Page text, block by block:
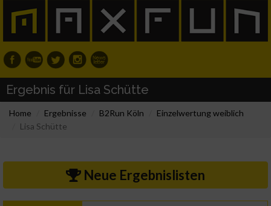
Ergebnis für Lisa Schütte
Home Ergebnisse B2Run Köln
Einzelwertung weiblich
Lisa Schütte
Neue Ergebnislisten